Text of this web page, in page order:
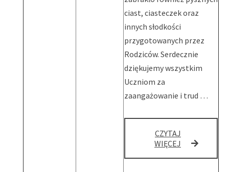
ciast, ciasteczek oraz
innych słodkości
przygotowanych przez
Rodziców. Serdecznie
dziękujemy wszystkim
Uczniom za
zaangażowanie i trud …
CZYTAJ
WIĘCEJ WAKACYJNY